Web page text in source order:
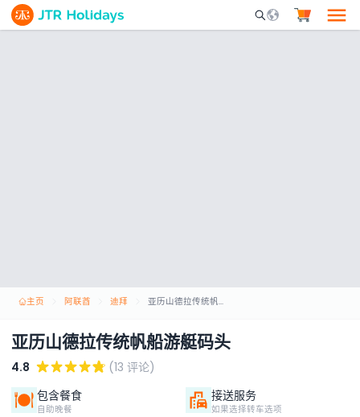
Mobile Search
主页 阿联酋 迪拜 亚历山德拉传统帆船游艇码头
亚历山德拉传统帆船游艇码头
4.8
(13 评论)
包含餐食
自助晚餐
接送服务
如果选择转车选项